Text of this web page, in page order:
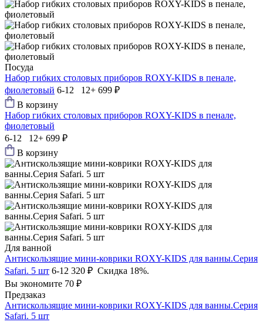
Посуда
Набор гибких столовых приборов ROXY-KIDS в пенале,
фиолетовый 6-12 12+ 699 ₽
В корзину
Набор гибких столовых приборов ROXY-KIDS в пенале,
фиолетовый
6-12 12+ 699 ₽
В корзину
Для ванной
Антискользящие мини-коврики ROXY-KIDS для ванны.Серия
Safari. 5 шт 6-12 320 ₽ Скидка 18%.
Вы экономите 70 ₽
Предзаказ
Антискользящие мини-коврики ROXY-KIDS для ванны.Серия
Safari. 5 шт